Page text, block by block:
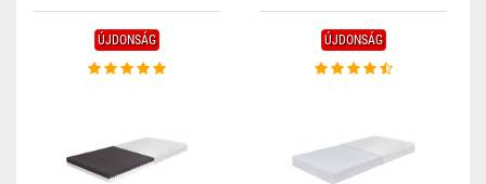
ÚJDONSÁG ÚJDONSÁG